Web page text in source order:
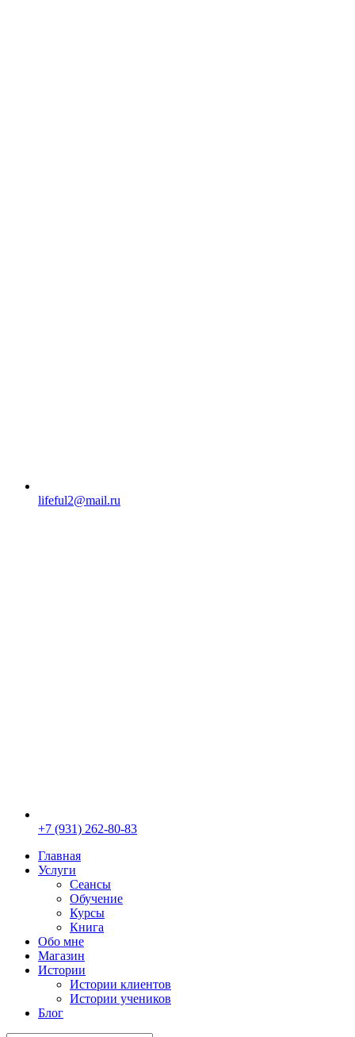
lifeful2@mail.ru
+7 (931) 262-80-83
Главная
Услуги
Сеансы
Обучение
Курсы
Книга
Обо мне
Магазин
Истории
Истории клиентов
Истории учеников
Блог